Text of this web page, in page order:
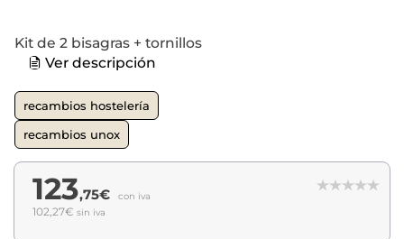
Kit de 2 bisagras + tornillos
Ver descripción
recambios hostelería
recambios unox
123,75€ con iva
102,27€ sin iva